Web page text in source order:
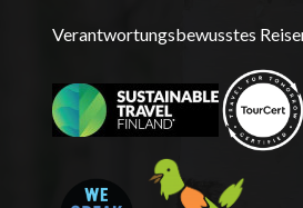
Verantwortungsbewusstes